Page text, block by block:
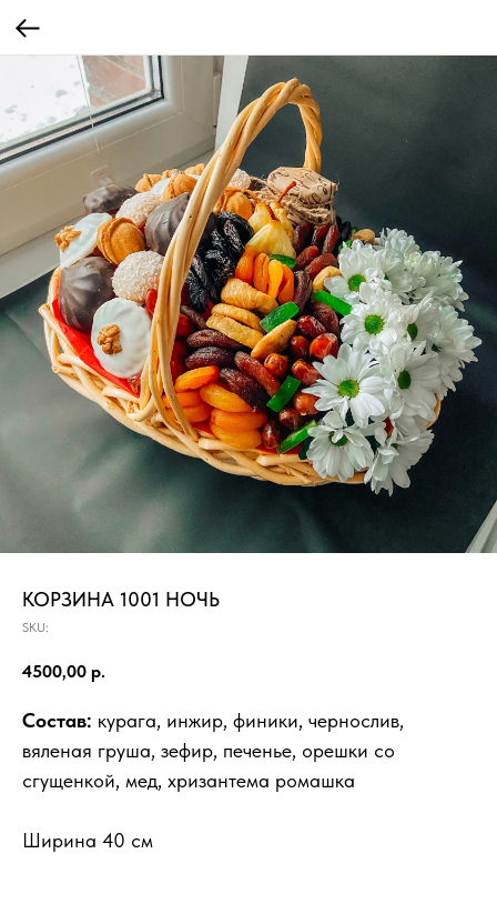
КОРЗИНА 1001 НОЧЬ
SKU:
4500,00 р.
Состав: курага, инжир, финики, чернослив,
вяленая груша, зефир, печенье, орешки со
сгущенкой, мед, хризантема ромашка
Ширина 40 см